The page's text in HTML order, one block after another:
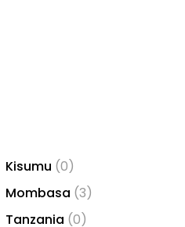
Kisumu (0)
Mombasa (3)
Tanzania (0)